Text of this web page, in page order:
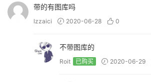
带的有图库吗
lzzaici 2020-06-28 0
不带图库的
Roit 已购买 2020-06-29